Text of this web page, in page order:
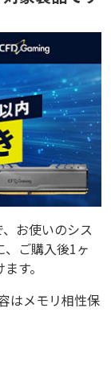
お使いのシス
ご購入後1ヶ
す。
はメモリ相性保